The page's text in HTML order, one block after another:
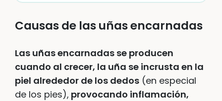
Causas de las uñas encarnadas
Las uñas encarnadas se producen
cuando al crecer, la uña se incrusta en la
piel alrededor de los dedos (en especial
de los pies), provocando inflamación,